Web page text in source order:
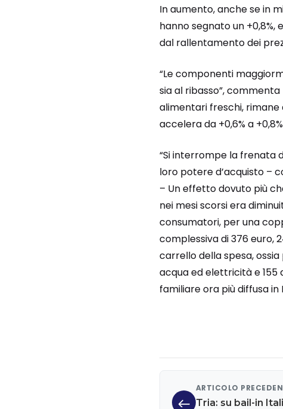
In aumento, anche se in
hanno segnato un
dal rallentamento dei
“Le componenti
sia al ribasso”,
alimentari freschi, rimane
accelera da +0,6% a
“Si interrompe la frenata
loro potere d’acquisto –
– Un effetto dovuto più
nei mesi scorsi era
consumatori, per una
complessiva di 376 euro,
carrello della spesa,
acqua ed elettricità e 155
familiare ora più diffusa in
ARTICOLO
Tria: su bail-in